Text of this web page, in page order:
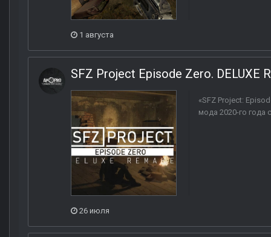
1 августа
SFZ Project Episode Zero. DELUXE
«SFZ Project:
мода 2020-го года
26 июля